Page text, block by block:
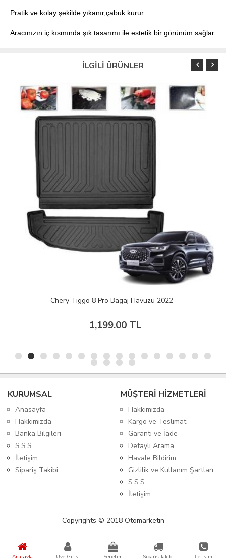
Pratik ve kolay şekilde yıkanır,çabuk kurur.
Aracınızın iç kısmında şık tasarımı ile estetik bir görünüm sağlar.
İLGİLİ ÜRÜNLER
Chery Tiggo 8 Pro Bagaj Havuzu 2022-
1,199.00 TL
KURUMSAL
Anasayfa
Hakkımızda
Banka Bilgileri
S.S.S.
İletişim
Sipariş Takibi
MÜŞTERİ HİZMETLERİ
Hakkımızda
Kargo ve Teslimat
Garanti ve İade
Detaylı Arama
Havale Bildirim
Gizlilik ve Kullanım Şartları
S.S.S.
İletişim
Copyrights © 2018 Otomarketin